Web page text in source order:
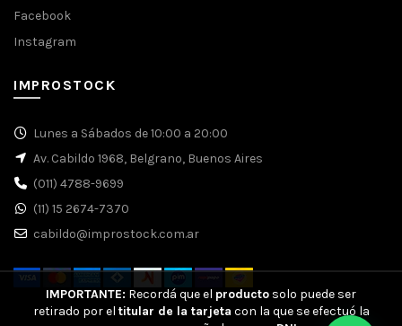
Facebook
Instagram
IMPROSTOCK
Lunes a Sábados de 10:00 a 20:00
Av. Cabildo 1968, Belgrano, Buenos Aires
(011) 4788-9699
(11) 15 2674-7370
cabildo@improstock.com.ar
IMPORTANTE: Recordá que el producto solo puede ser
retirado por el titular de la tarjeta con la que se efectuó la